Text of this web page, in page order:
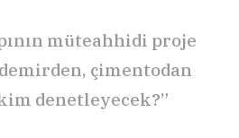
müteahhidi proje
demirden, çimentodan
denetleyecek?”